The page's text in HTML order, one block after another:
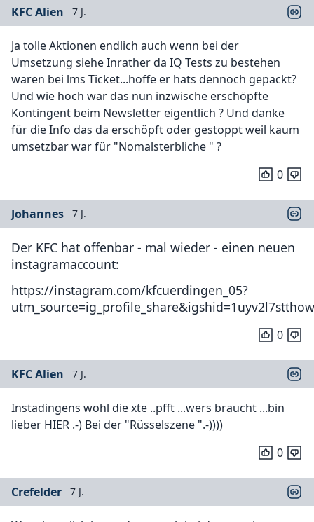
KFC Alien 7 J.
Ja tolle Aktionen endlich auch wenn bei der
Umsetzung siehe Inrather da IQ Tests zu bestehen
waren bei lms Ticket...hoffe er hats dennoch gepackt?
Und wie hoch war das nun inzwische erschöpfte
Kontingent beim Newsletter eigentlich ? Und danke
für die Info das da erschöpft oder gestoppt weil kaum
umsetzbar war für "Nomalsterbliche " ?
0
Johannes 7 J.
Der KFC hat offenbar - mal wieder - einen neuen
instagramaccount:
https://instagram.com/kfcuerdingen_05?
utm_source=ig_profile_share&igshid=1uyv2l7stthow
0
KFC Alien 7 J.
Instadingens wohl die xte ..pfft ...wers braucht ...bin
lieber HIER .-) Bei der "Rüsselszene ".-))))
0
Crefelder 7 J.